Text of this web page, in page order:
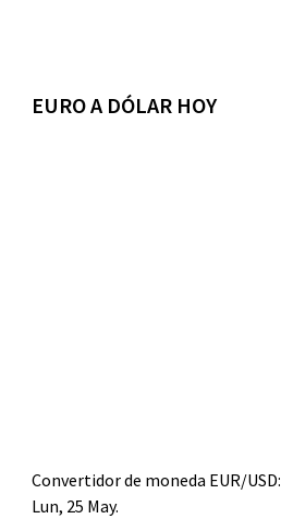
EURO A DÓLAR HOY
Convertidor de moneda EUR/USD:
Lun, 25 May.